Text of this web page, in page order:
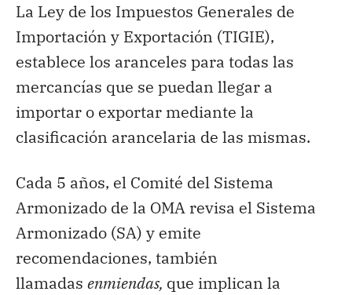
La Ley de los Impuestos Generales de
Importación y Exportación (TIGIE),
establece los aranceles para todas las
mercancías que se puedan llegar a
importar o exportar mediante la
clasificación arancelaria de las mismas.
Cada 5 años, el Comité del Sistema
Armonizado de la OMA revisa el Sistema
Armonizado (SA) y emite
recomendaciones, también
llamadas enmiendas, que implican la